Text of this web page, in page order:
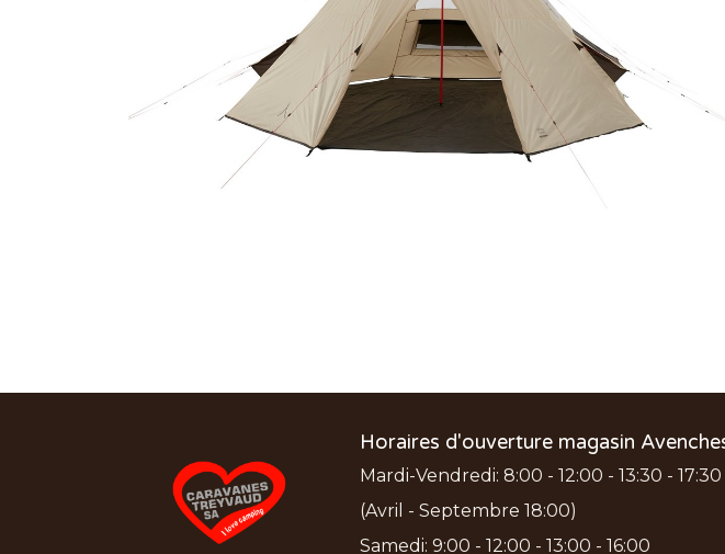
Horaires d'ouverture magasin
Mardi-Vendredi: 8:00 - 12:00 - 13:30 - 17:30
(Avril - Septembre 18:00)
Samedi: 9:00 - 12:00 - 13:00 - 16:00